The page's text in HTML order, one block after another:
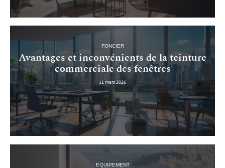
FONCIER
Avantages et inconvénients de la teinture
commerciale des fenêtres
11 mars 2026
EQUIPEMENT